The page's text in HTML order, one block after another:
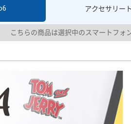
アクセサリー
こちらの商品は選択中のスマートフォ